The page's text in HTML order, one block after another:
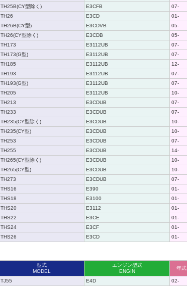
TH25B(CY型除く)
E3CFB 07-
TH26
E3CD 01-
TH26B(CY型)
E3CDVB 05-
TH26(CY型除く)
E3CDB 05-
TH173
E3112UB 07-
TH173(G型)
E3112UB 07-
TH185
E3112UB 12-
TH193
E3112UB 07-
TH193(G型)
E3112UB 07-
TH205
E3112UB 10-
TH213
E3CDUB 07-
TH233
E3CDUB 07-
TH235(CY型除く)
E3CDUB 10-
TH235(CY型)
E3CDUB 10-
TH253
E3CDUB 07-
TH255
E3CDUB 14-
TH265(CY型除く)
E3CDUB 10-
TH265(CY型)
E3CDUB 10-
TH273
E3CDUB 07-
THS16
E390 01-
THS18
E3100 01-
THS20
E3112 01-
THS22
E3CE 01-
THS24
E3CF 01-
THS26
E3CD 01-
型式
MODEL
エンジン型式
ENGIN
年式
TJ55 E4D 02-